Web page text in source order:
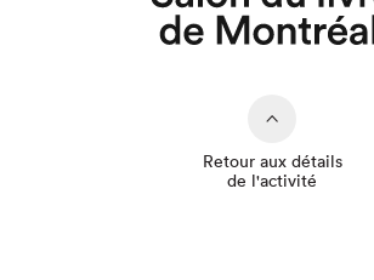
Retour aux détails
de l'activité